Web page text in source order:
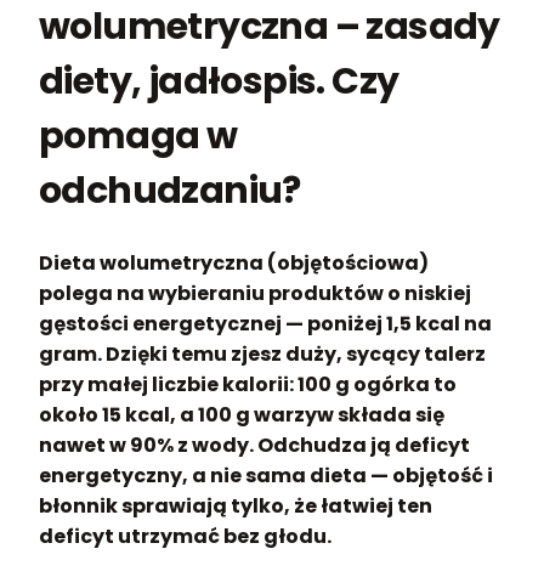
wolumetryczna – zasady
diety, jadłospis. Czy
pomaga w
odchudzaniu?
Dieta wolumetryczna (objętościowa)
polega na wybieraniu produktów o niskiej
gęstości energetycznej — poniżej 1,5 kcal na
gram. Dzięki temu zjesz duży, sycący talerz
przy małej liczbie kalorii: 100 g ogórka to
około 15 kcal, a 100 g warzyw składa się
nawet w 90% z wody. Odchudza ją deficyt
energetyczny, a nie sama dieta — objętość i
błonnik sprawiają tylko, że łatwiej ten
deficyt utrzymać bez głodu.